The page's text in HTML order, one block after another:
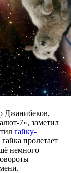
Джанибеков,
7», заметил
гайку-
пролетает
немного